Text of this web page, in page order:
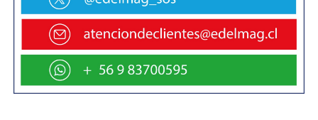
Secretaría en la facilitación y coordinación de intercambio
de información establecidos en el Tratado Antártico y su
protocolo medioambiental. Para eso existen plataformas
digitales. Pero el uso de estas plataformas no siempre es
muy ágil. Una de las prioridades que yo espero
implementar es capacitar a las Partes que así lo